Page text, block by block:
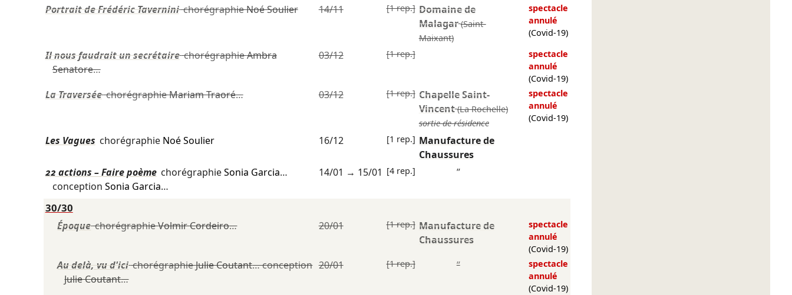
Portrait de Frédéric TaverninichorégraphieNoé Soulier 14/11 [1 rep.] Domaine de
Malagar (Saint-
Maixant)
spectacle
annulé
(Covid-19)
Il nous faudrait un secrétairechorégraphieAmbra
Senatore…
03/12 [1 rep.]
spectacle
annulé
(Covid-19)
La TraverséechorégraphieMariam Traoré… 03/12 [1 rep.] Chapelle Saint-
Vincent (La Rochelle)
sortie de résidence
spectacle
annulé
(Covid-19)
Les Vagues chorégraphie Noé Soulier 16/12 [1 rep.] Manufacture de
Chaussures
22 actions – Faire poème chorégraphieSonia Garcia…
conception Sonia Garcia…
14/01 → 15/01 [4 rep.] ”
30/30
ÉpoquechorégraphieVolmir Cordeiro… 20/01 [1 rep.] Manufacture de
Chaussures
spectacle
annulé
(Covid-19)
Au delà, vu d'icichorégraphieJulie Coutant… conception
Julie Coutant…
20/01 [1 rep.] ”
spectacle
annulé
(Covid-19)